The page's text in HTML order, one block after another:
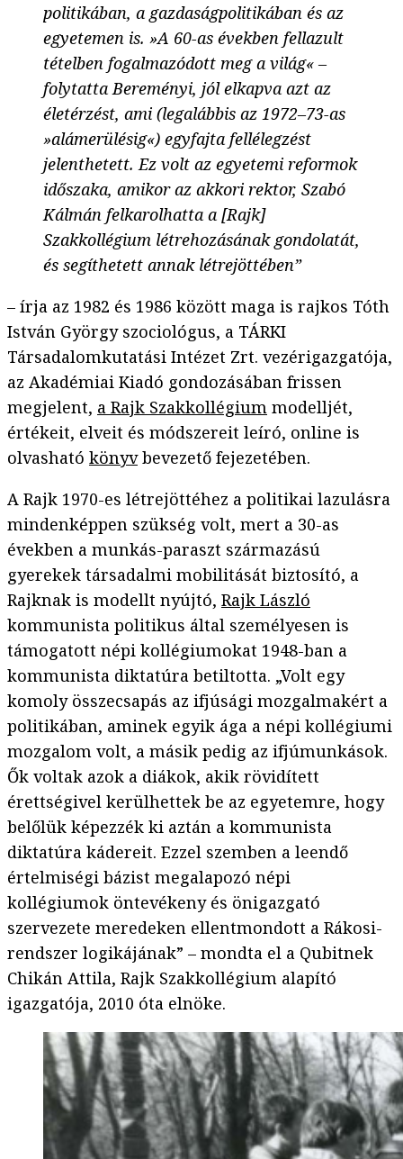
politikában, a gazdaságpolitikában és az
egyetemen is. »A 60-as években fellazult
tételben fogalmazódott meg a világ« –
folytatta Bereményi, jól elkapva azt az
életérzést, ami (legalábbis az 1972–73-as
»alámerülésig«) egyfajta fellélegzést
jelenthetett. Ez volt az egyetemi reformok
időszaka, amikor az akkori rektor, Szabó
Kálmán felkarolhatta a [Rajk]
Szakkollégium létrehozásának gondolatát,
és segíthetett annak létrejöttében”
– írja az 1982 és 1986 között maga is rajkos Tóth
István György szociológus, a TÁRKI
Társadalomkutatási Intézet Zrt. vezérigazgatója,
az Akadémiai Kiadó gondozásában frissen
megjelent, a Rajk Szakkollégium modelljét,
értékeit, elveit és módszereit leíró, online is
olvasható könyvbevezető fejezetében.
A Rajk 1970-es létrejöttéhez a politikai lazulásra
mindenképpen szükség volt, mert a 30-as
években a munkás-paraszt származású
gyerekek társadalmi mobilitását biztosító, a
Rajknak is modellt nyújtó, Rajk László
kommunista politikus által személyesen is
támogatott népi kollégiumokat 1948-ban a
kommunista diktatúra betiltotta. „Volt egy
komoly összecsapás az ifjúsági mozgalmakért a
politikában, aminek egyik ága a népi kollégiumi
mozgalom volt, a másik pedig az ifjúmunkások.
Ők voltak azok a diákok, akik rövidített
érettségivel kerülhettek be az egyetemre, hogy
belőlük képezzék ki aztán a kommunista
diktatúra kádereit. Ezzel szemben a leendő
értelmiségi bázist megalapozó népi
kollégiumok öntevékeny és önigazgató
szervezete meredeken ellentmondott a Rákosi-
rendszer logikájának” – mondta el a Qubitnek
Chikán Attila, Rajk Szakkollégium alapító
igazgatója, 2010 óta elnöke.